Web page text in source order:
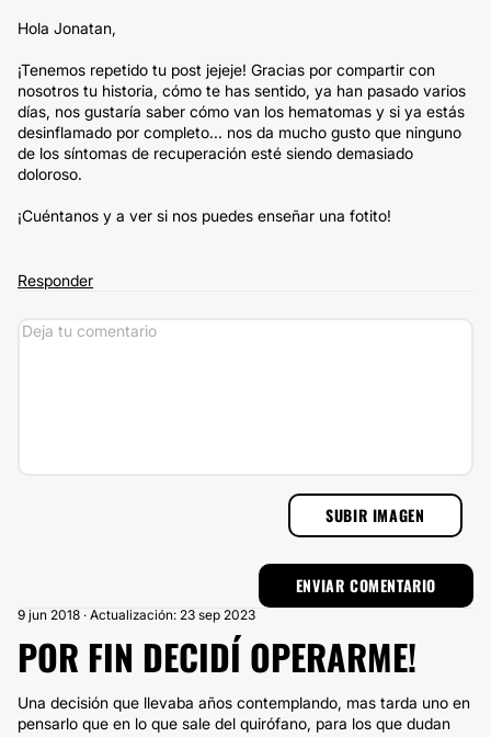
Hola Jonatan,
¡Tenemos repetido tu post jejeje! Gracias por compartir con
nosotros tu historia, cómo te has sentido, ya han pasado varios
días, nos gustaría saber cómo van los hematomas y si ya estás
desinflamado por completo... nos da mucho gusto que ninguno
de los síntomas de recuperación esté siendo demasiado
doloroso.
¡Cuéntanos y a ver si nos puedes enseñar una fotito!
Responder
SUBIR IMAGEN
9 jun 2018 · Actualización: 23 sep 2023
POR FIN DECIDÍ OPERARME!
Una decisión que llevaba años contemplando, mas tarda uno en
pensarlo que en lo que sale del quirófano, para los que dudan